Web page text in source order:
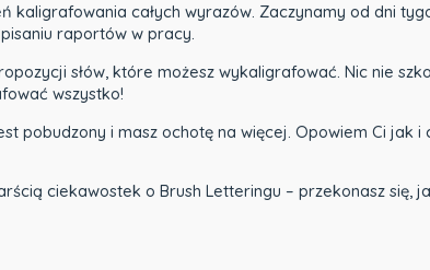
kaligrafowania całych wyrazów. Zaczynamy od dni
raportów w pracy.
słów, które możesz wykaligrafować. Nic nie
wszystko!
pobudzony i masz ochotę na więcej. Opowiem Ci jak i
ciekawostek o Brush Letteringu – przekonasz się,